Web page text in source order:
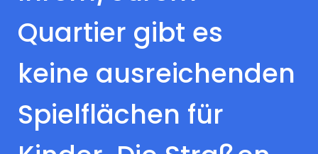
Quartier gibt es
keine ausreichenden
Spielflächen für